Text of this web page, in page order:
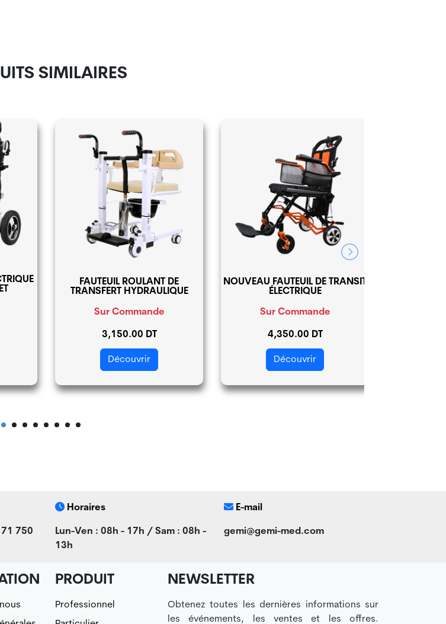
SIMILAIRES
FAUTEUIL ROULANT DE
TRANSFERT HYDRAULIQUE
Sur Commande
3,150.00 DT
Découvrir
NOUVEAU FAUTEUIL DE TRANSIT
ÉLECTRIQUE
Sur Commande
4,350.00 DT
Découvrir
750
Horaires
Lun-Ven : 08h - 17h / Sam : 08h -
13h
E-mail
gemi@gemi-med.com
PRODUIT
Professionnel
NEWSLETTER
Obtenez toutes les dernières informations sur
les événements, les ventes et les offres.